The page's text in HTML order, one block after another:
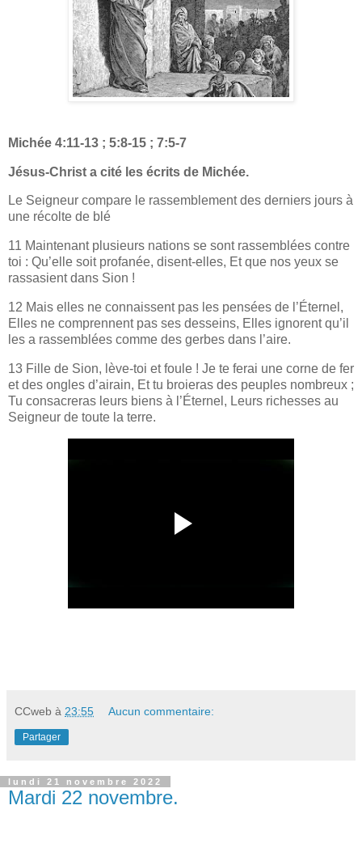
Michée 4:11-13 ; 5:8-15 ; 7:5-7
Jésus-Christ a cité les écrits de Michée.
Le Seigneur compare le rassemblement des derniers jours à
une récolte de blé
11 Maintenant plusieurs nations se sont rassemblées contre
toi : Qu’elle soit profanée, disent-elles, Et que nos yeux se
rassasient dans Sion !
12 Mais elles ne connaissent pas les pensées de l’Éternel,
Elles ne comprennent pas ses desseins, Elles ignorent qu’il
les a rassemblées comme des gerbes dans l’aire.
13 Fille de Sion, lève-toi et foule ! Je te ferai une corne de fer
et des ongles d’airain, Et tu broieras des peuples nombreux ;
Tu consacreras leurs biens à l’Éternel, Leurs richesses au
Seigneur de toute la terre.
CCweb à 23:55 Aucun commentaire:
Partager
lundi 21 novembre 2022
Mardi 22 novembre.